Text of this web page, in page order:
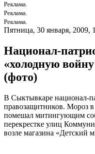
Реклама.
Реклама.
Реклама.
Пятница, 30 января, 2009,
Национал-
«холодную
(фото)
В Сыктывкаре национал-
правозащитников. Мороз
помешал митингующим
перекрестке улиц
возле магазина «Детский